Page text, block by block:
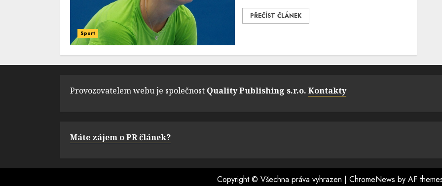
Sport
PŘEČÍST ČLÁNEK
Provozovatelem webu je společnost Quality Publishing s.r.o. Kontakty
Máte zájem o PR článek?
Copyright © Všechna práva vyhrazen | ChromeNews by AF